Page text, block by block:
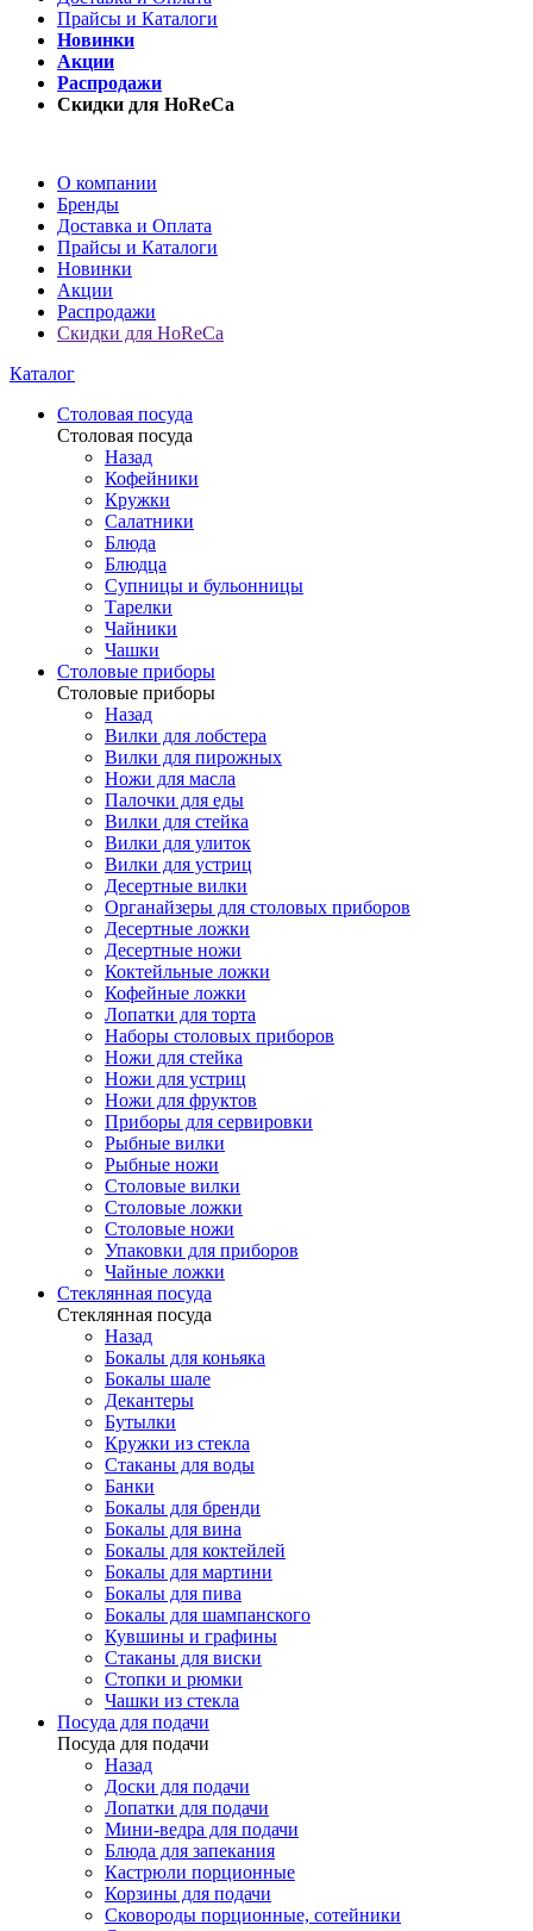
Прайсы и Каталоги
Новинки
Акции
Распродажи
Скидки для HoReCa
О компании
Бренды
Доставка и Оплата
Прайсы и Каталоги
Новинки
Акции
Распродажи
Скидки для HoReCa
Каталог
Столовая посуда
Столовая посуда
Назад
Кофейники
Кружки
Салатники
Блюда
Блюдца
Супницы и бульонницы
Тарелки
Чайники
Чашки
Cтоловые приборы
Cтоловые приборы
Назад
Вилки для лобстера
Вилки для пирожных
Ножи для масла
Палочки для еды
Вилки для стейка
Вилки для улиток
Вилки для устриц
Десертные вилки
Органайзеры для столовых приборов
Десертные ложки
Десертные ножи
Коктейльные ложки
Кофейные ложки
Лопатки для торта
Наборы столовых приборов
Ножи для стейка
Ножи для устриц
Ножи для фруктов
Приборы для сервировки
Рыбные вилки
Рыбные ножи
Столовые вилки
Столовые ложки
Столовые ножи
Упаковки для приборов
Чайные ложки
Стеклянная посуда
Стеклянная посуда
Назад
Бокалы для коньяка
Бокалы шале
Декантеры
Бутылки
Кружки из стекла
Стаканы для воды
Банки
Бокалы для бренди
Бокалы для вина
Бокалы для коктейлей
Бокалы для мартини
Бокалы для пива
Бокалы для шампанского
Кувшины и графины
Стаканы для виски
Стопки и рюмки
Чашки из стекла
Посуда для подачи
Посуда для подачи
Назад
Доски для подачи
Лопатки для подачи
Мини-ведра для подачи
Блюда для запекания
Кастрюли порционные
Корзины для подачи
Сковороды порционные, сотейники